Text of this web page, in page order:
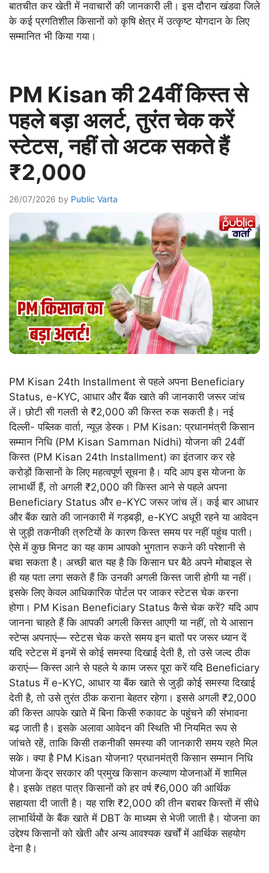
बातचीत कर खेती में नवाचारों की जानकारी ली। इस दौरान खंडवा जिले
के कई प्रगतिशील किसानों को कृषि क्षेत्र में उत्कृष्ट योगदान के लिए
सम्मानित भी किया गया।
PM Kisan की 24वीं किस्त से
पहले बड़ा अलर्ट, तुरंत चेक करें
स्टेटस, नहीं तो अटक सकते हैं
₹2,000
26/07/2026 by Public Varta
PM Kisan 24th Installment से पहले अपना Beneficiary
Status, e-KYC, आधार और बैंक खाते की जानकारी जरूर जांच
लें। छोटी सी गलती से ₹2,000 की किस्त रुक सकती है। नई
दिल्ली- पब्लिक वार्ता, न्यूज़ डेस्क। PM Kisan: प्रधानमंत्री किसान
सम्मान निधि (PM Kisan Samman Nidhi) योजना की 24वीं
किस्त (PM Kisan 24th Installment) का इंतजार कर रहे
करोड़ों किसानों के लिए महत्वपूर्ण सूचना है। यदि आप इस योजना के
लाभार्थी हैं, तो अगली ₹2,000 की किस्त आने से पहले अपना
Beneficiary Status और e-KYC जरूर जांच लें। कई बार आधार
और बैंक खाते की जानकारी में गड़बड़ी, e-KYC अधूरी रहने या आवेदन
से जुड़ी तकनीकी त्रुटियों के कारण किस्त समय पर नहीं पहुंच पाती।
ऐसे में कुछ मिनट का यह काम आपको भुगतान रुकने की परेशानी से
बचा सकता है। अच्छी बात यह है कि किसान घर बैठे अपने मोबाइल से
ही यह पता लगा सकते हैं कि उनकी अगली किस्त जारी होगी या नहीं।
इसके लिए केवल आधिकारिक पोर्टल पर जाकर स्टेटस चेक करना
होगा। PM Kisan Beneficiary Status कैसे चेक करें? यदि आप
जानना चाहते हैं कि आपकी अगली किस्त आएगी या नहीं, तो ये आसान
स्टेप्स अपनाएं— स्टेटस चेक करते समय इन बातों पर जरूर ध्यान दें
यदि स्टेटस में इनमें से कोई समस्या दिखाई देती है, तो उसे जल्द ठीक
कराएं— किस्त आने से पहले ये काम जरूर पूरा करें यदि Beneficiary
Status में e-KYC, आधार या बैंक खाते से जुड़ी कोई समस्या दिखाई
देती है, तो उसे तुरंत ठीक कराना बेहतर रहेगा। इससे अगली ₹2,000
की किस्त आपके खाते में बिना किसी रुकावट के पहुंचने की संभावना
बढ़ जाती है। इसके अलावा आवेदन की स्थिति भी नियमित रूप से
जांचते रहें, ताकि किसी तकनीकी समस्या की जानकारी समय रहते मिल
सके। क्या है PM Kisan योजना? प्रधानमंत्री किसान सम्मान निधि
योजना केंद्र सरकार की प्रमुख किसान कल्याण योजनाओं में शामिल
है। इसके तहत पात्र किसानों को हर वर्ष ₹6,000 की आर्थिक
सहायता दी जाती है। यह राशि ₹2,000 की तीन बराबर किस्तों में सीधे
लाभार्थियों के बैंक खाते में DBT के माध्यम से भेजी जाती है। योजना का
उद्देश्य किसानों को खेती और अन्य आवश्यक खर्चों में आर्थिक सहयोग
देना है।